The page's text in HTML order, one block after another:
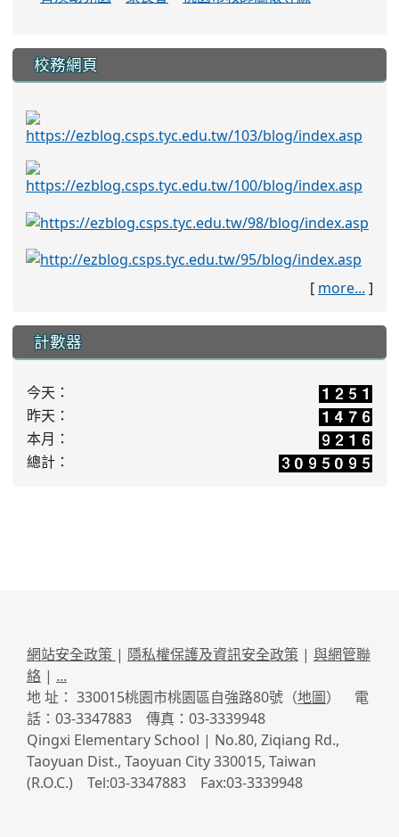
校務網頁
[ more... ]
計數器
今天：
昨天：
本月：
總計：
網站安全政策 | 隱私權保護及資訊安全政策 | 與網管聯
絡 | ...
地 址： 330015桃園市桃園區自強路80號（地圖） 電
話：03-3347883 傳真：03-3339948
Qingxi Elementary School | No.80, Ziqiang Rd.,
Taoyuan Dist., Taoyuan City 330015, Taiwan
(R.O.C.) Tel:03-3347883 Fax:03-3339948